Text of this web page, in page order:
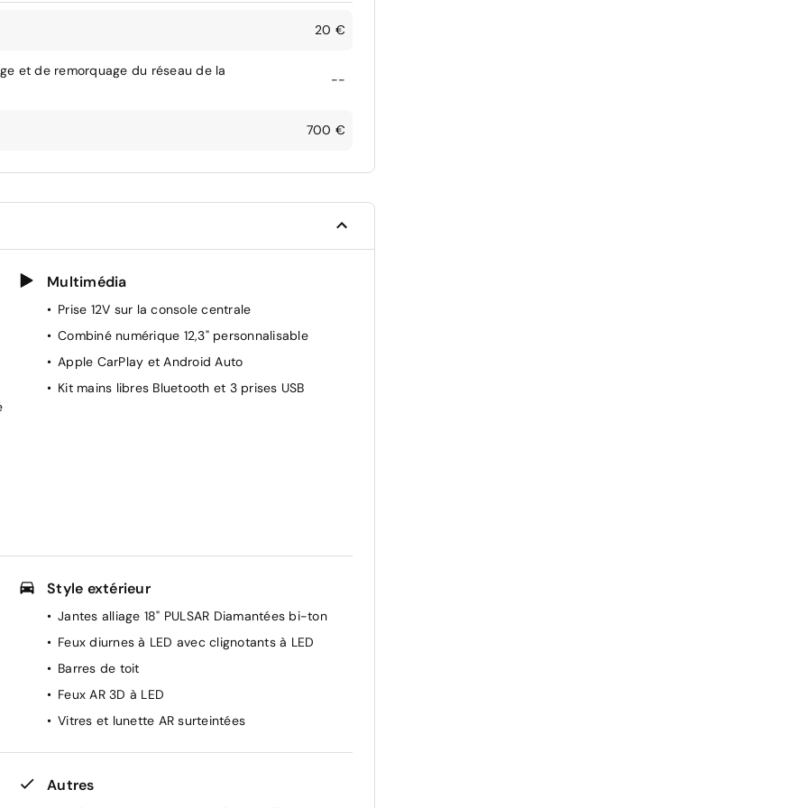
20 €
et de remorquage du réseau de la
--
700 €
Multimédia
Prise 12V sur la console centrale
Combiné numérique 12,3" personnalisable
Apple CarPlay et Android Auto
Kit mains libres Bluetooth et 3 prises USB
Style extérieur
Jantes alliage 18" PULSAR Diamantées bi-ton
Feux diurnes à LED avec clignotants à LED
Barres de toit
Feux AR 3D à LED
Vitres et lunette AR surteintées
Autres